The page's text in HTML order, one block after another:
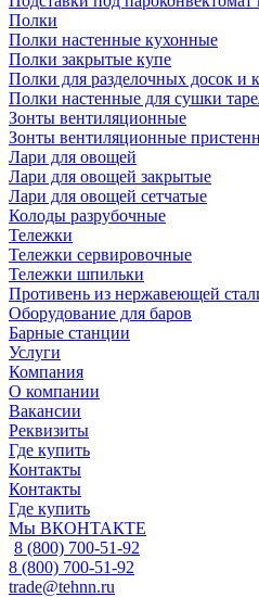
Полки
Полки настенные кухонные
Полки закрытые купе
Полки для разделочных досок и
Полки настенные для сушки
Зонты вентиляционные
Зонты вентиляционные
Лари для овощей
Лари для овощей закрытые
Лари для овощей сетчатые
Колоды разрубочные
Тележки
Тележки сервировочные
Тележки шпильки
Противень из нержавеющей
Оборудование для баров
Барные станции
Услуги
Компания
О компании
Вакансии
Реквизиты
Где купить
Контакты
Контакты
Где купить
Мы ВКОНТАКТЕ
8 (800) 700-51-92
8 (800) 700-51-92
trade@tehnn.ru